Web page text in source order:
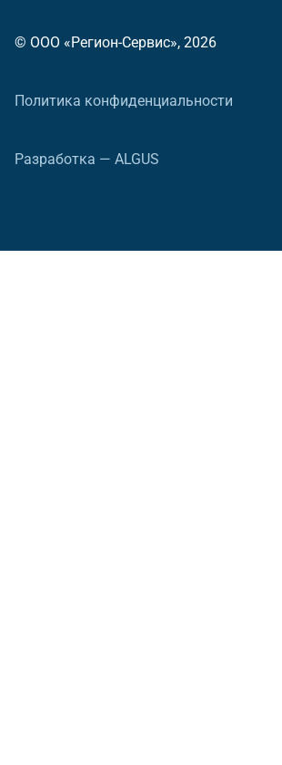
© ООО «Регион-Сервис», 2026
Политика конфиденциальности
Разработка — ALGUS